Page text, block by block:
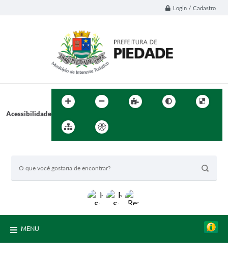
Login / Cadastro
Acessibilidade
MENU